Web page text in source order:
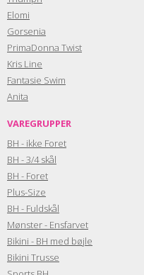
Elomi
Gorsenia
PrimaDonna Twist
Kris Line
Fantasie Swim
Anita
VAREGRUPPER
BH - ikke Foret
BH - 3/4 skål
BH - Foret
Plus-Size
BH - Fuldskål
Mønster - Ensfarvet
Bikini - BH med bøjle
Bikini Trusse